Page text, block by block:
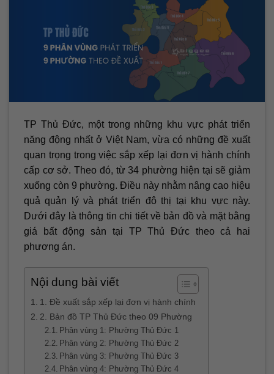
TP Thủ Đức, một trong những khu vực phát triển
năng động nhất ở Việt Nam, vừa có những đề xuất
quan trọng trong việc sắp xếp lại đơn vị hành chính
cấp cơ sở. Theo đó, từ 34 phường hiện tại sẽ giảm
xuống còn 9 phường. Điều này nhằm nâng cao hiệu
quả quản lý và phát triển đô thị tại khu vực này.
Dưới đây là thông tin chi tiết về bản đồ và mặt bằng
giá bất động sản tại TP Thủ Đức theo cả hai
phương án.
Nội dung bài viết
1. Đề xuất sắp xếp lại đơn vị hành chính
2. Bản đồ TP Thủ Đức theo 09 Phường
Phân vùng 1: Phường Thủ Đức 1
Phân vùng 2: Phường Thủ Đức 2
Phân vùng 3: Phường Thủ Đức 3
Phân vùng 4: Phường Thủ Đức 4